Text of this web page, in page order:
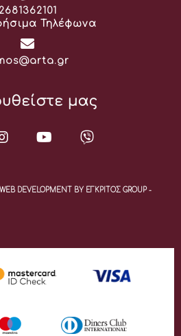
Τηλέφωνο:
2681362101
Τηλέφωνα
μας
DEVELOPMENT BY ΕΓΚΡΙΤΟΣ GROUP -